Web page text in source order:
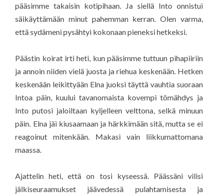
pääsimme takaisin kotipihaan. Ja siellä Into onnistui
säikäyttämään minut pahemman kerran. Olen varma,
että sydämeni pysähtyi kokonaan pieneksi hetkeksi.
Päästin koirat irti heti, kun pääsimme tuttuun pihapiiriin
ja annoin niiden vielä juosta ja riehua keskenään. Hetken
keskenään leikittyään Elna juoksi täyttä vauhtia suoraan
Intoa päin, kuului tavanomaista kovempi tömähdys ja
Into putosi jaloiltaan kyljelleen velttona, selkä minuun
päin. Elna jäi kiusaamaan ja härkkimään sitä, mutta se ei
reagoinut mitenkään. Makasi vain liikkumattomana
maassa.
Ajattelin heti, että on tosi kyseessä. Päässäni vilisi
jälkiseuraamukset jäävedessä pulahtamisesta ja